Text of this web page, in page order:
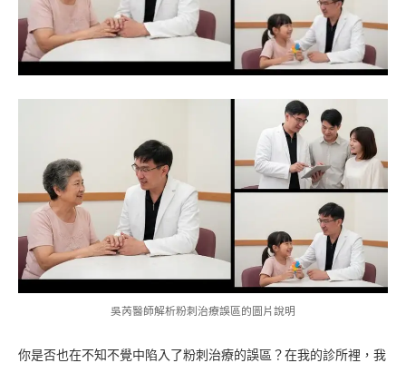
吳芮醫師解析粉刺治療誤區的圖片說明
你是否也在不知不覺中陷入了粉刺治療的誤區？在我的診所裡，我